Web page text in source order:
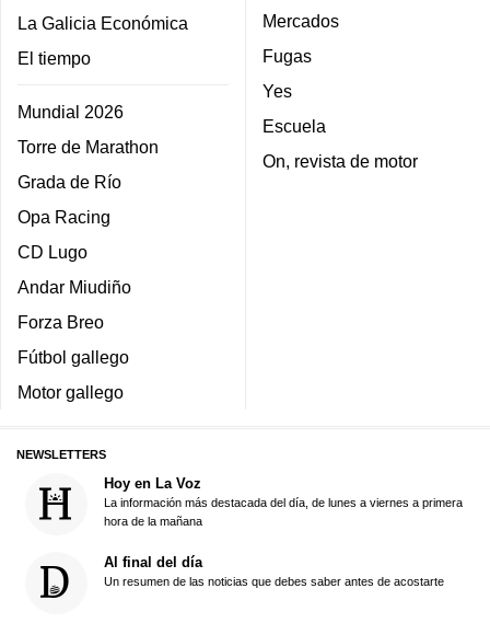
La Galicia Económica
El tiempo
Mundial 2026
Torre de Marathon
Grada de Río
Opa Racing
CD Lugo
Andar Miudiño
Forza Breo
Fútbol gallego
Motor gallego
Mercados
Fugas
Yes
Escuela
On, revista de motor
NEWSLETTERS
Hoy en La Voz
La información más destacada del día, de lunes a viernes a primera
hora de la mañana
Al final del día
Un resumen de las noticias que debes saber antes de acostarte